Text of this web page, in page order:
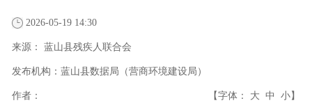
2026-05-19 14:30
来源： 蓝山县残疾人联合会
发布机构： 蓝山县数据局（营商环境建设局）
作者： 【字体： 大 中 小】